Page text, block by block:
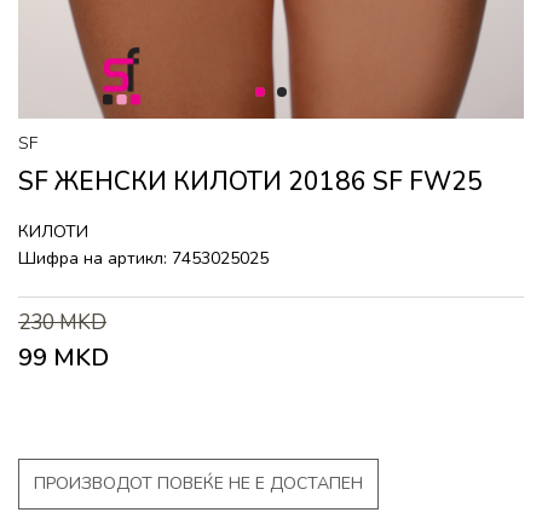
1 2
SF
SF ЖЕНСКИ КИЛОТИ 20186 SF FW25
КИЛОТИ
Шифра на артикл: 7453025025
230MKD
99 MKD
ПРОИЗВОДОТ ПОВЕЌЕ НЕ Е ДОСТАПЕН